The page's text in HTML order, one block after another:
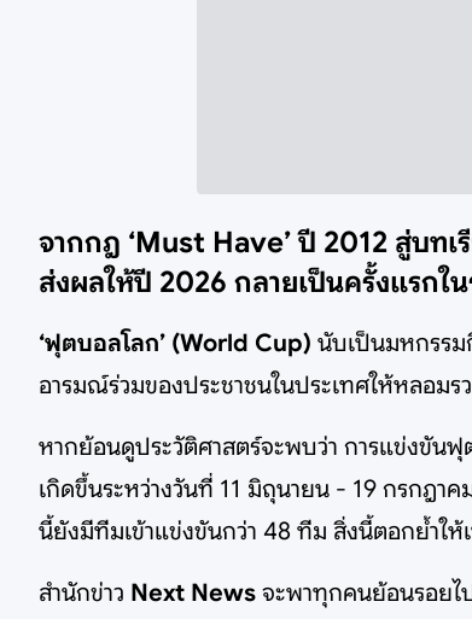
จากกฎ ‘Must Have’ ปี 2012 สู่บท
ส่งผลให้ปี 2026 กลายเป็นครั้งแรกใ
‘ฟุตบอลโลก’ (World Cup) นับเป็นมหกรรม
อารมณ์ร่วมของประชาชนในประเทศให้หลอมร
หากย้อนดูประวัติศาสตร์จะพบว่า การแข่งขัน
เกิดขึ้นระหว่างวันที่ 11 มิถุนายน - 19 กรกฎา
นี้ยังมีทีมเข้าแข่งขันกว่า 48 ทีม สิ่งนี้ตอกย้ำใ
สำนักข่าว Next News จะพาทุกคนย้อนรอยไ